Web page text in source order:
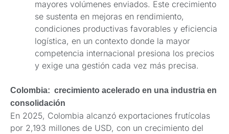
mayores volúmenes enviados. Este crecimiento
se sustenta en mejoras en rendimiento,
condiciones productivas favorables y eficiencia
logística, en un contexto donde la mayor
competencia internacional presiona los precios
y exige una gestión cada vez más precisa.
Colombia: crecimiento acelerado en una industria en
consolidación
En 2025, Colombia alcanzó exportaciones frutícolas
por 2,193 millones de USD, con un crecimiento del